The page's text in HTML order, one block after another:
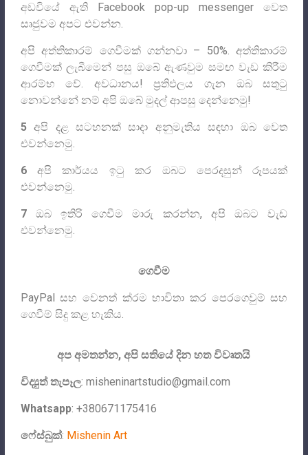
අඩවියේ ඇති Facebook pop-up messenger වෙත
සෘජුවම අපට එවන්න.
අපි අත්තිකාරම් ගෙවීමක් ගන්නවා – 50%. අත්තිකාරම්
ගෙවීමක් ලැබීමෙන් පසු ඔබේ ඇණවුම සමඟ වැඩ කිරීම
ආරම්භ වේ. අවධානය! ප්‍රතිඵලය ගැන ඔබ සතුටු
නොවන්නේ නම් අපි ඔබේ මුදල් ආපසු දෙන්නෙමු!
5අපි දළ සටහනක් සාදා අනුමැතිය සඳහා ඔබ වෙත
එවන්නෙමු.
6අපි කාර්යය ඉටු කර ඔබට පෙරදසුන් රූපයක්
එවන්නෙමු.
7ඔබ ඉතිරි ගෙවීම මාරු කරන්න, අපි ඔබට වැඩ
එවන්නෙමු.
ගෙවීම
PayPal සහ වෙනත් ක්රම භාවිතා කර පෙරගෙවුම් සහ
ගෙවීම් සිදු කළ හැකිය.
අප අමතන්න, අපි සතියේ දින හත විවෘතයි
විද්‍යුත් තැපෑල: misheninartstudio@gmail.com
Whatsapp: +380671175416
ෆේස්බුක්: Mishenin Art